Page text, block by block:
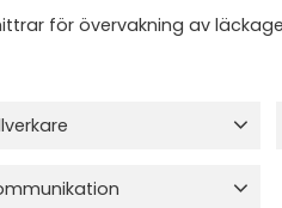
för övervakning av